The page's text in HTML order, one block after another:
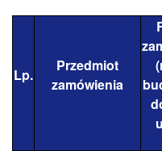
Lp.
Przedmiot
zamówienia